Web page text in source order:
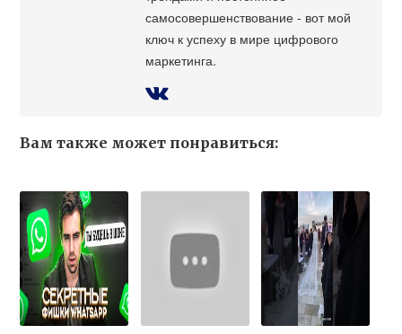
самосовершенствование - вот мой
ключ к успеху в мире цифрового
маркетинга.
Вам также может понравиться: